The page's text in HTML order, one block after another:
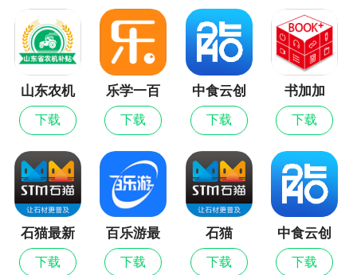
可以有效的帮助老师掌握学生学习过程以及收集各
种教学资源
3、老师们可以在这里进行课程设计和安排，可
以在线为学生布置作业，可以在线批改作业，可以
进行教学记录和分析，非常的好用
更新日志
解决已知问题,优化用户体验
山东农机
补贴
下载
乐学一百
下载
中食云创
最新版
下载
书加加
下载
石猫最新
版
下载
百乐游最
新版
下载
石猫
下载
中食云创
下载